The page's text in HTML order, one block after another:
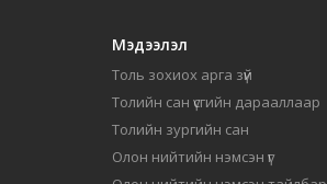
Мэдээлэл
Толь зохиох арга зүй
Толийн сан үсгийн дарааллаар
Толийн зургийн сан
Олон нийтийн нэмсэн үг